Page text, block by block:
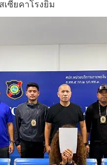
เซียคาโรงยิม